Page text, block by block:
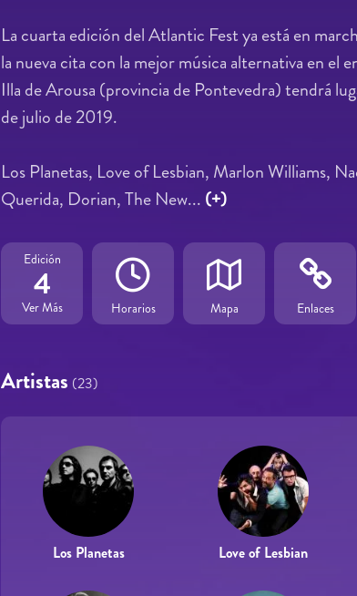
La cuarta edición del Atlantic Fest ya está en
la nueva cita con la mejor música alternativa en el
Illa de Arousa (provincia de Pontevedra) tendrá
de julio de 2019.
Los Planetas, Love of Lesbian, Marlon Williams,
Querida, Dorian, The New... (+)
Edición
4
Ver Más Horarios Mapa Enlaces
Artistas (23)
Los Planetas Love of Lesbian